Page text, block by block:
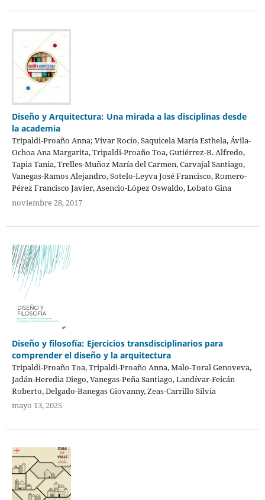
Diseño y Arquitectura: Una mirada a las disciplinas desde
la academia
Tripaldi-Proaño Anna; Vivar Rocío, Saquicela María Esthela, Ávila-
Ochoa Ana Margarita, Tripaldi-Proaño Toa, Gutiérrez-B. Alfredo,
Tapia Tania, Trelles-Muñoz María del Carmen, Carvajal Santiago,
Vanegas-Ramos Alejandro, Sotelo-Leyva José Francisco, Romero-
Pérez Francisco Javier, Asencio-López Oswaldo, Lobato Gina
noviembre 28, 2017
Diseño y filosofía: Ejercicios transdisciplinarios para
comprender el diseño y la arquitectura
Tripaldi-Proaño Toa, Tripaldi-Proaño Anna, Malo-Toral Genoveva,
Jadán-Heredia Diego, Vanegas-Peña Santiago, Landívar-Feicán
Roberto, Delgado-Banegas Giovanny, Zeas-Carrillo Silvia
mayo 13, 2025